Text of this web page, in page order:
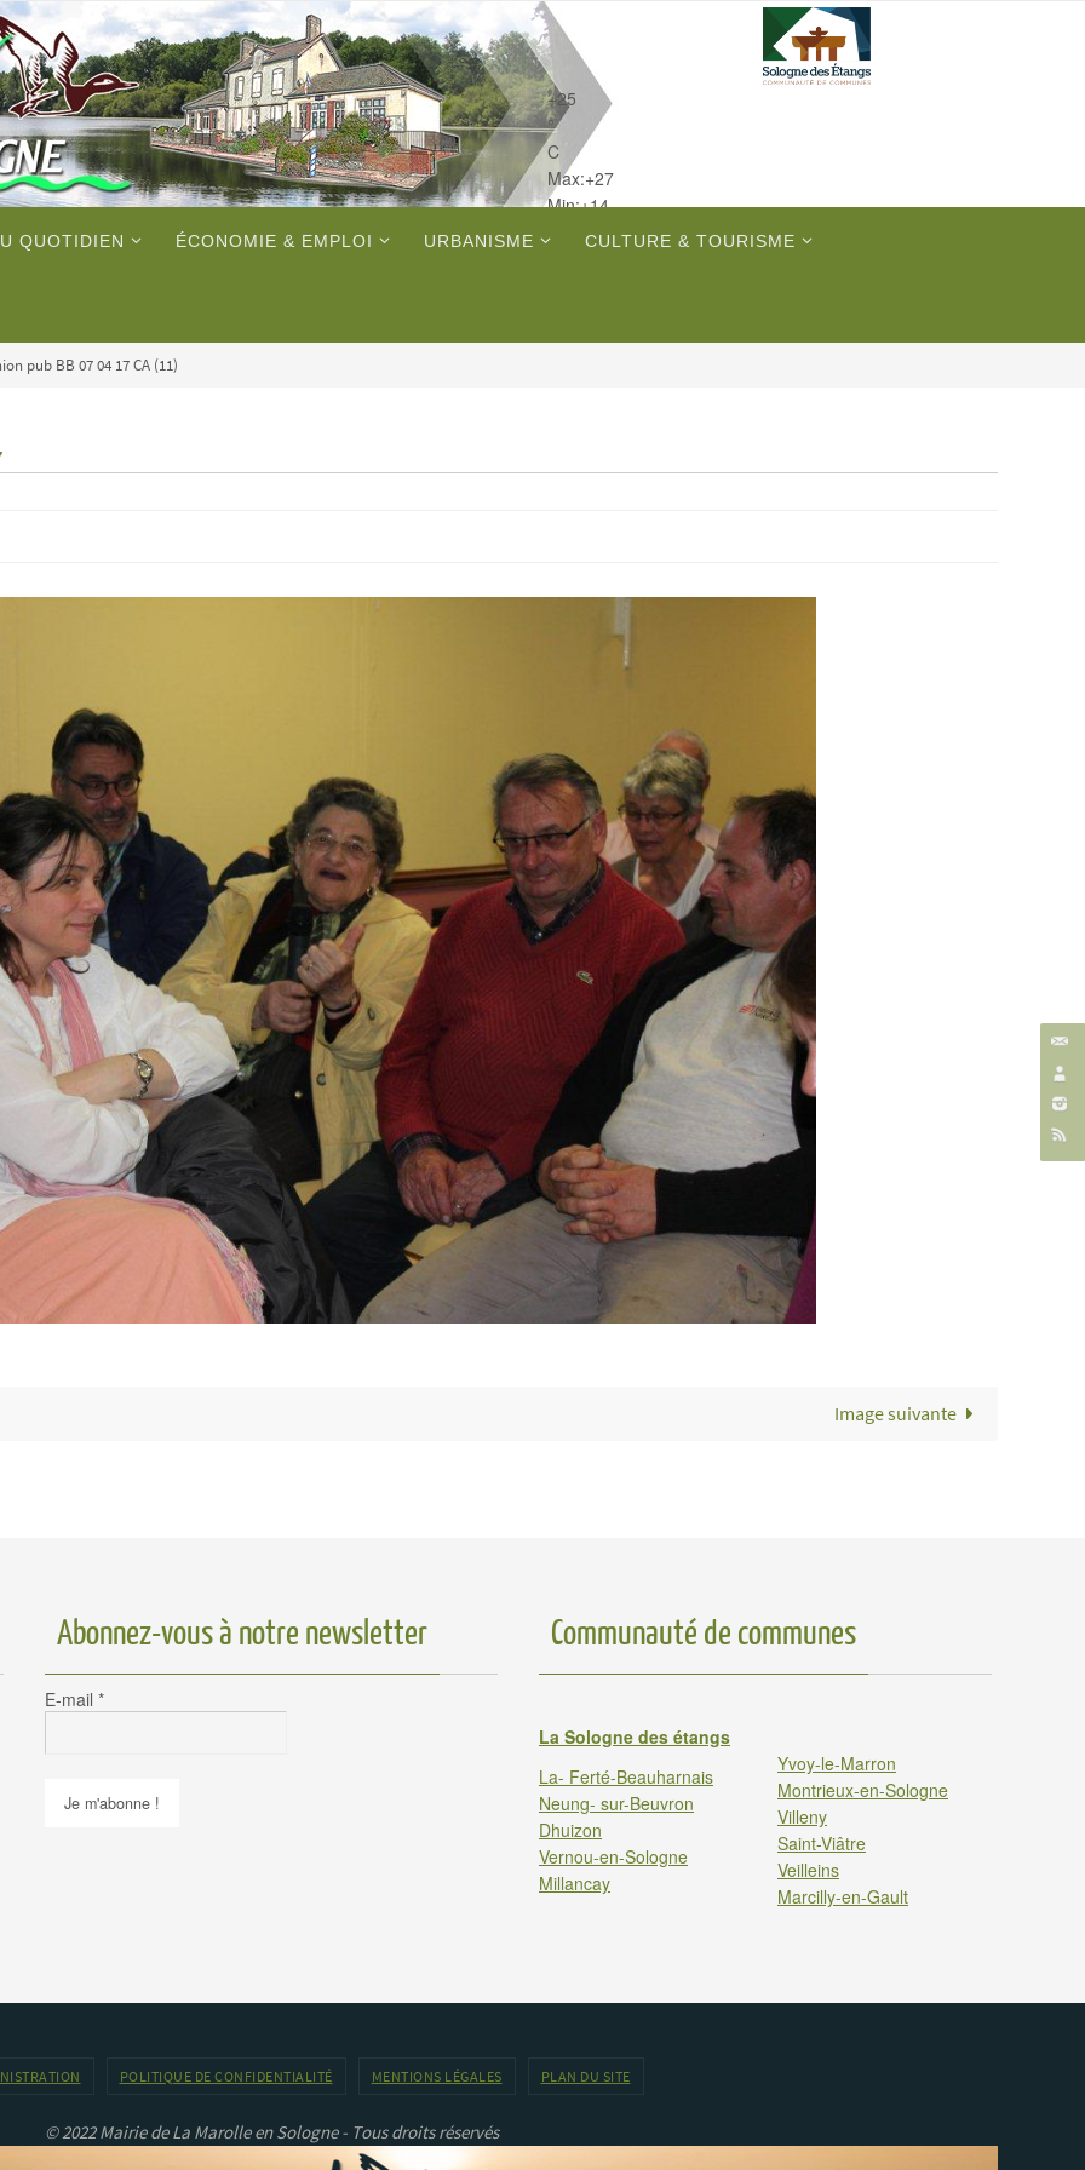
+25
°
C
Max:+27
Min:+14
QUOTIDIEN ÉCONOMIE & EMPLOI URBANISME CULTURE & TOURISME
pub BB 07 04 17 CA (11)
Image suivante
Abonnez-vous à notre newsletter
E-mail *
Communauté de communes
La Sologne des étangs
La- Ferté-Beauharnais
Neung- sur-Beuvron
Dhuizon
Vernou-en-Sologne
Millancay
Yvoy-le-Marron
Montrieux-en-Sologne
Villeny
Saint-Viâtre
Veilleins
Marcilly-en-Gault
POLITIQUE DE CONFIDENTIALITÉ MENTIONS LÉGALES PLAN DU SITE
© 2022 Mairie de La Marolle en Sologne - Tous droits réservés